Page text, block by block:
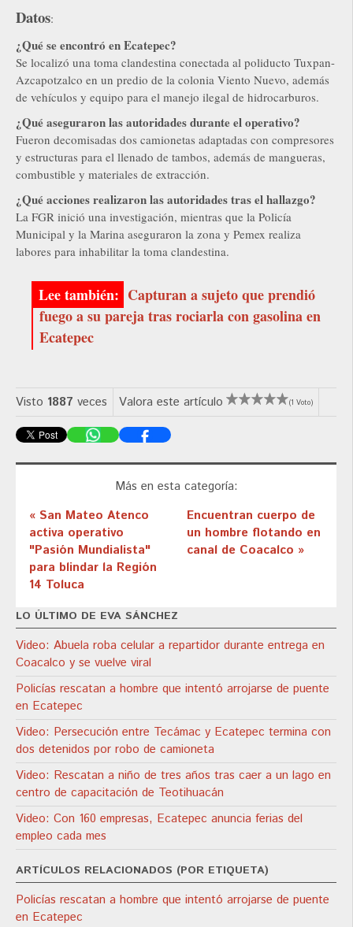
Datos:
¿Qué se encontró en Ecatepec?
Se localizó una toma clandestina conectada al poliducto Tuxpan-
Azcapotzalco en un predio de la colonia Viento Nuevo, además
de vehículos y equipo para el manejo ilegal de hidrocarburos.
¿Qué aseguraron las autoridades durante el operativo?
Fueron decomisadas dos camionetas adaptadas con compresores
y estructuras para el llenado de tambos, además de mangueras,
combustible y materiales de extracción.
¿Qué acciones realizaron las autoridades tras el hallazgo?
La FGR inició una investigación, mientras que la Policía
Municipal y la Marina aseguraron la zona y Pemex realiza
labores para inhabilitar la toma clandestina.
Capturan a sujeto que prendió
fuego a su pareja tras rociarla con gasolina en
Ecatepec
Visto 1887 veces Valora este artículo (1 Voto)
Más en esta categoría:
« San Mateo Atenco
activa operativo
"Pasión Mundialista"
para blindar la Región
14 Toluca
Encuentran cuerpo de
un hombre flotando en
canal de Coacalco »
LO ÚLTIMO DE EVA SÁNCHEZ
Video: Abuela roba celular a repartidor durante entrega en
Coacalco y se vuelve viral
Policías rescatan a hombre que intentó arrojarse de puente
en Ecatepec
Video: Persecución entre Tecámac y Ecatepec termina con
dos detenidos por robo de camioneta
Video: Rescatan a niño de tres años tras caer a un lago en
centro de capacitación de Teotihuacán
Video: Con 160 empresas, Ecatepec anuncia ferias del
empleo cada mes
ARTÍCULOS RELACIONADOS (POR ETIQUETA)
Policías rescatan a hombre que intentó arrojarse de puente
en Ecatepec